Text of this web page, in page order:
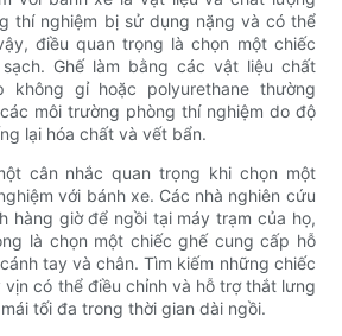
thí nghiệm bị sử dụng nặng và có thể
điều quan trọng là chọn một chiếc
Ghế làm bằng các vật liệu chất
không gỉ hoặc polyurethane thường
môi trường phòng thí nghiệm do độ
lại hóa chất và vết bẩn.
cân nhắc quan trọng khi chọn một
với bánh xe. Các nhà nghiên cứu
hàng giờ để ngồi tại máy trạm của họ,
là chọn một chiếc ghế cung cấp hỗ
tay và chân. Tìm kiếm những chiếc
có thể điều chỉnh và hỗ trợ thắt lưng
tối đa trong thời gian dài ngồi.